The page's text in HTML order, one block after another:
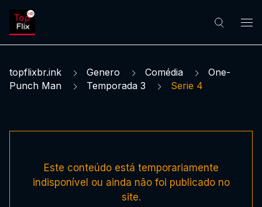
topflixbr.ink Genero Comédia
One-
Punch Man
Temporada 3 Serie 4
Este conteúdo está temporariamente
indisponível ou ainda não foi publicado no
site.